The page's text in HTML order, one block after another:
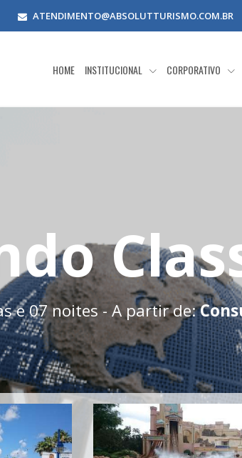
ATENDIMENTO@ABSOLUTTURISMO.COM.BR
HOME INSTITUCIONAL CORPORATIVO
e 07 noites - A partir de: